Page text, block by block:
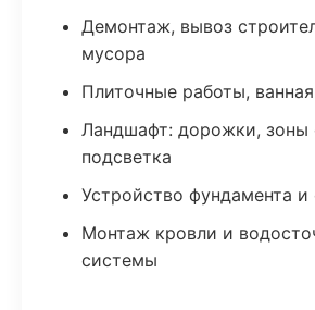
Демонтаж, вывоз
мусора
Плиточные работы,
Ландшафт: дорожки, зоны
подсветка
Устройство фундамента и
Монтаж кровли и
системы